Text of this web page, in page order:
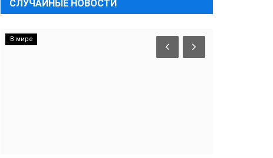
СЛУЧАЙНЫЕ НОВОСТИ
В мире